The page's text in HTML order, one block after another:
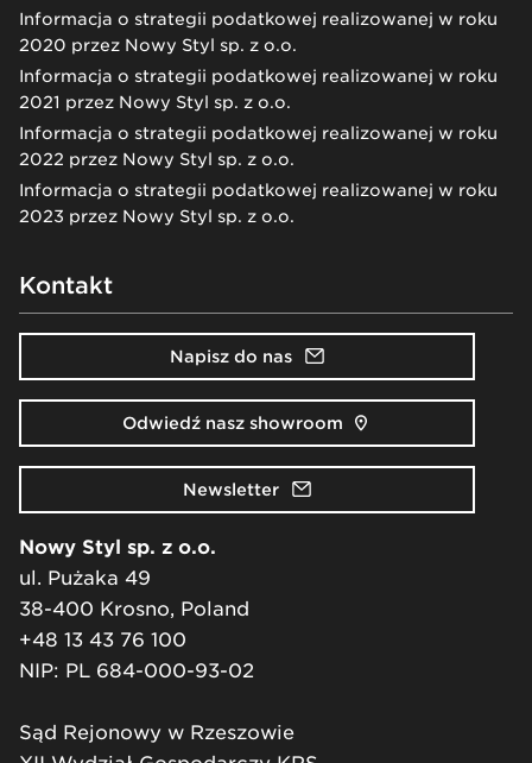
Informacja o strategii podatkowej realizowanej w roku
2020 przez Nowy Styl sp. z o.o.
Informacja o strategii podatkowej realizowanej w roku
2021 przez Nowy Styl sp. z o.o.
Informacja o strategii podatkowej realizowanej w roku
2022 przez Nowy Styl sp. z o.o.
Informacja o strategii podatkowej realizowanej w roku
2023 przez Nowy Styl sp. z o.o.
Kontakt
Napisz do nas
Odwiedź nasz showroom
Newsletter
Nowy Styl sp. z o.o.
ul. Pużaka 49
38-400 Krosno, Poland
+48 13 43 76 100
NIP: PL 684-000-93-02
Sąd Rejonowy w Rzeszowie